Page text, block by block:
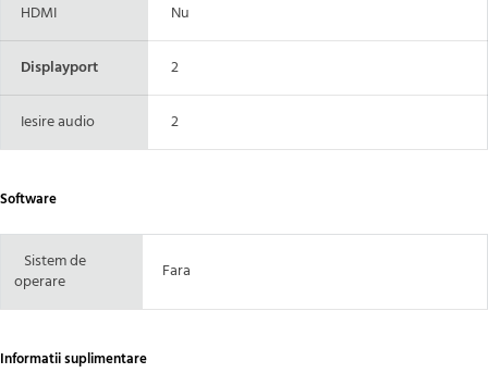
HDMI Nu
Displayport 2
Iesire audio 2
Software
Sistem de
operare
Fara
Informatii suplimentare